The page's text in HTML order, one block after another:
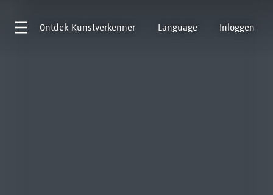
Ontdek Kunstverkenner Language Inloggen